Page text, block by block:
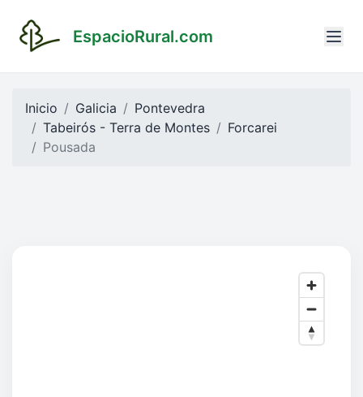
EspacioRural.com
Inicio Galicia
Pontevedra
Tabeirós - Terra de Montes
Forcarei
Pousada